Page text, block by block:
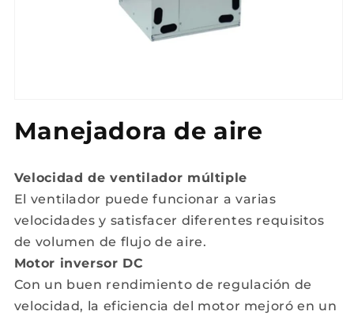
multimedia
1
ventana
Manejadora de aire
Velocidad de ventilador múltiple
El ventilador puede funcionar a varias
velocidades y satisfacer diferentes requisitos
de volumen de flujo de aire.
Motor inversor DC
Con un buen rendimiento de regulación de
velocidad, la eficiencia del motor mejoró en un